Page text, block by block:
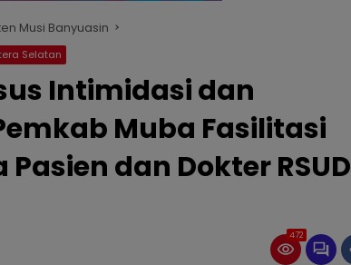
Musi Banyuasin
Selatan
Intimidasi dan
Muba Fasilitasi
dan Dokter RSUD
472